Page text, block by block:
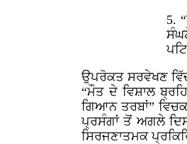
5.
ਉਪਰੋਕਤ ਸਰਵੇਖਣ
“ਮੌਤ ਦੇ ਵਿਸ਼ਾਲ
ਗਿਆਨ ਤਰਬਾਂ”
ਪ੍ਰਸੰਗਾਂ ਤੋਂ ਅਗਲੇ
ਸਿਰਜਣਾਤਮਕ